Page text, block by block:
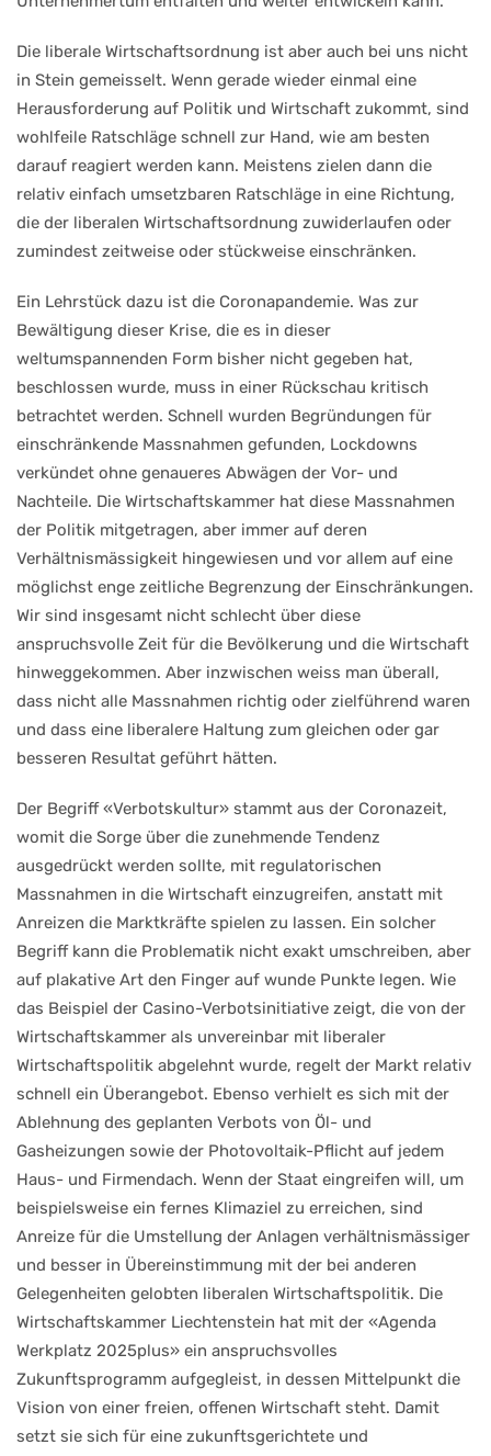
Die liberale Wirtschaftsordnung ist aber auch bei uns nicht
in Stein gemeisselt. Wenn gerade wieder einmal eine
Herausforderung auf Politik und Wirtschaft zukommt, sind
wohlfeile Ratschläge schnell zur Hand, wie am besten
darauf reagiert werden kann. Meistens zielen dann die
relativ einfach umsetzbaren Ratschläge in eine Richtung,
die der liberalen Wirtschaftsordnung zuwiderlaufen oder
zumindest zeitweise oder stückweise einschränken.
Ein Lehrstück dazu ist die Coronapandemie. Was zur
Bewältigung dieser Krise, die es in dieser
weltumspannenden Form bisher nicht gegeben hat,
beschlossen wurde, muss in einer Rückschau kritisch
betrachtet werden. Schnell wurden Begründungen für
einschränkende Massnahmen gefunden, Lockdowns
verkündet ohne genaueres Abwägen der Vor- und
Nachteile. Die Wirtschaftskammer hat diese Massnahmen
der Politik mitgetragen, aber immer auf deren
Verhältnismässigkeit hingewiesen und vor allem auf eine
möglichst enge zeitliche Begrenzung der Einschränkungen.
Wir sind insgesamt nicht schlecht über diese
anspruchsvolle Zeit für die Bevölkerung und die Wirtschaft
hinweggekommen. Aber inzwischen weiss man überall,
dass nicht alle Massnahmen richtig oder zielführend waren
und dass eine liberalere Haltung zum gleichen oder gar
besseren Resultat geführt hätten.
Der Begriff «Verbotskultur» stammt aus der Coronazeit,
womit die Sorge über die zunehmende Tendenz
ausgedrückt werden sollte, mit regulatorischen
Massnahmen in die Wirtschaft einzugreifen, anstatt mit
Anreizen die Marktkräfte spielen zu lassen. Ein solcher
Begriff kann die Problematik nicht exakt umschreiben, aber
auf plakative Art den Finger auf wunde Punkte legen. Wie
das Beispiel der Casino-Verbotsinitiative zeigt, die von der
Wirtschaftskammer als unvereinbar mit liberaler
Wirtschaftspolitik abgelehnt wurde, regelt der Markt relativ
schnell ein Überangebot. Ebenso verhielt es sich mit der
Ablehnung des geplanten Verbots von Öl- und
Gasheizungen sowie der Photovoltaik-Pflicht auf jedem
Haus- und Firmendach. Wenn der Staat eingreifen will, um
beispielsweise ein fernes Klimaziel zu erreichen, sind
Anreize für die Umstellung der Anlagen verhältnismässiger
und besser in Übereinstimmung mit der bei anderen
Gelegenheiten gelobten liberalen Wirtschaftspolitik. Die
Wirtschaftskammer Liechtenstein hat mit der «Agenda
Werkplatz 2025plus» ein anspruchsvolles
Zukunftsprogramm aufgegleist, in dessen Mittelpunkt die
Vision von einer freien, offenen Wirtschaft steht. Damit
setzt sie sich für eine zukunftsgerichtete und